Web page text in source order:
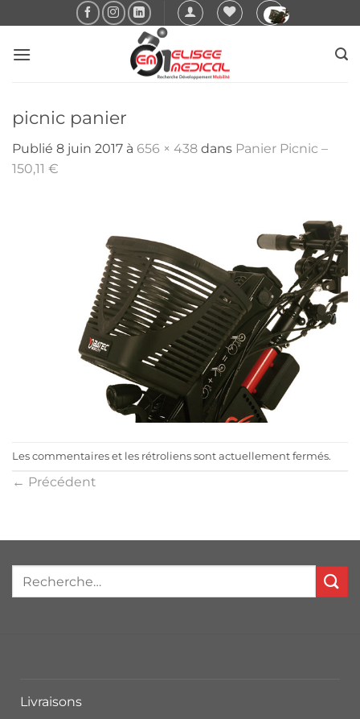
au
contenu
picnic panier
Publié 8 juin 2017 à 656 × 438 dans Panier Picnic –
150,11 €
Les commentaires et les rétroliens sont actuellement fermés.
← Précédent
Livraisons